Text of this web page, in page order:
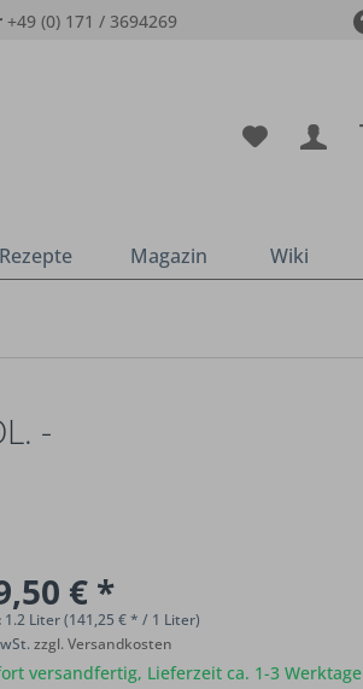
+49 (0) 171 / 3694269
Rezepte Magazin Wiki
-
€ *
1.2 Liter (141,25 € * / 1 Liter)
zzgl. Versandkosten
versandfertig, Lieferzeit ca. 1-3 Werktage